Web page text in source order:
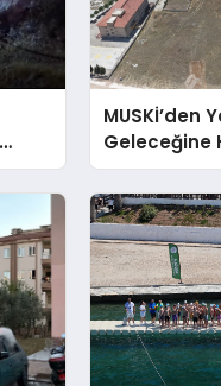
MUSKİ’den
Geleceğine